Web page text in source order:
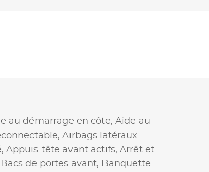
au démarrage en côte, Aide au
Airbags latéraux
Appuis-tête avant actifs, Arrêt et
Bacs de portes avant, Banquette